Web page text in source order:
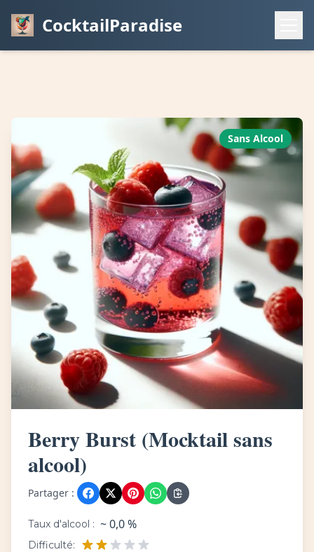
CocktailParadise
Sans Alcool
Berry Burst (Mocktail sans
alcool)
Partager :
Taux d'alcool : ~ 0,0 %
Difficulté: